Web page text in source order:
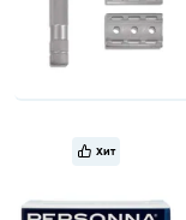
Хит